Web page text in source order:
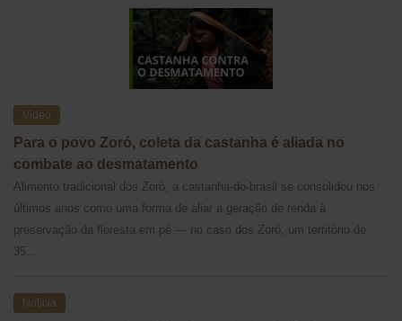
Vídeo
Para o povo Zoró, coleta da castanha é aliada no
combate ao desmatamento
Alimento tradicional dos Zoró, a castanha-do-brasil se consolidou nos
últimos anos como uma forma de aliar a geração de renda à
preservação da floresta em pé — no caso dos Zoró, um território de
35...
Notícia